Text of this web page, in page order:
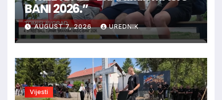
BANI 2026.”
AUGUST 7, 2026 UREDNIK
Vijesti